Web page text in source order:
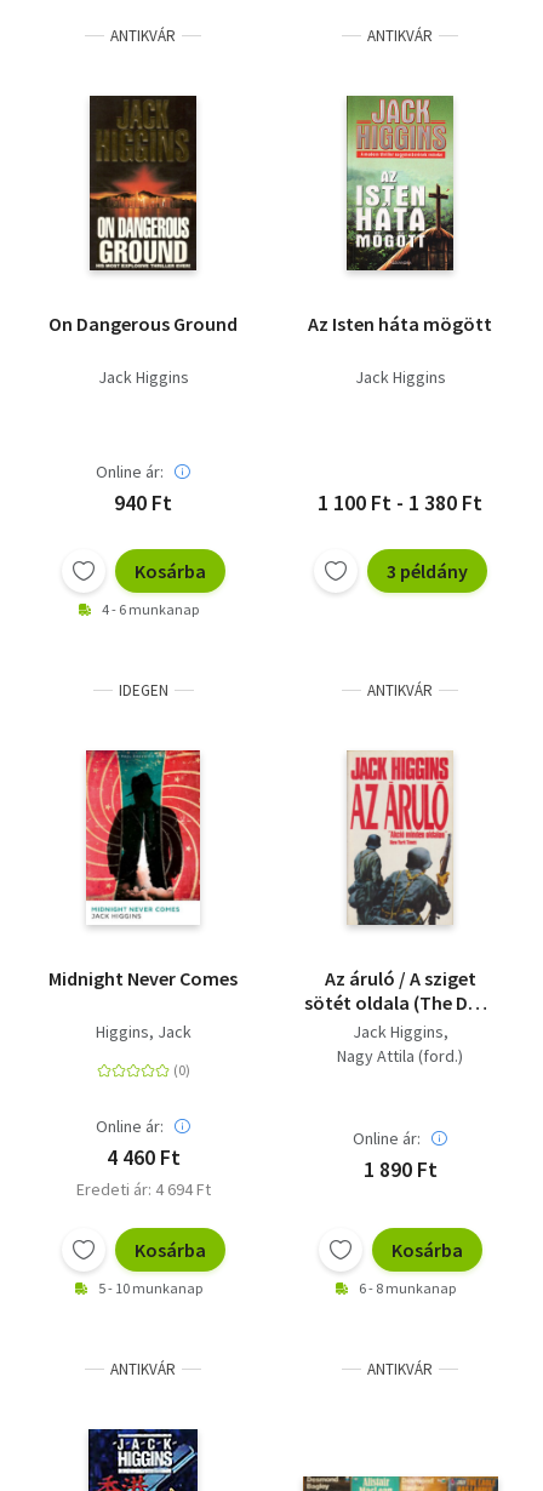
ANTIKVÁR
On Dangerous Ground
Jack Higgins
Online ár:
940 Ft
Kosárba
4 - 6 munkanap
ANTIKVÁR
Az Isten háta mögött
Jack Higgins
1 100 Ft - 1 380 Ft
3 példány
IDEGEN
Midnight Never Comes
Higgins, Jack
Online ár:
4 460 Ft
Eredeti ár: 4 694 Ft
Kosárba
5 - 10 munkanap
ANTIKVÁR
Az ​áruló / A sziget
sötét oldala (The Dark
Side of the Island)
Jack Higgins
Nagy Attila (ford.)
Online ár:
1 890 Ft
Kosárba
6 - 8 munkanap
ANTIKVÁR ANTIKVÁR